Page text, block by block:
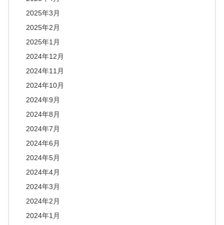
2025年3月
2025年2月
2025年1月
2024年12月
2024年11月
2024年10月
2024年9月
2024年8月
2024年7月
2024年6月
2024年5月
2024年4月
2024年3月
2024年2月
2024年1月